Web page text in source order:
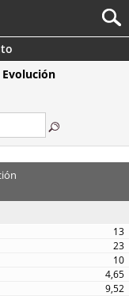
13
23
10
4,65
9,52